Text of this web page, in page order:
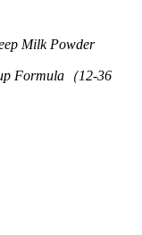
Milk Powder
Formula（12-36